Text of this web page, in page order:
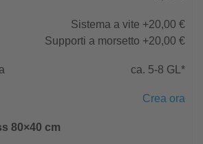
Sistema a vite +20,00 €
Supporti a morsetto +20,00 €
ca. 5-8 GL*
Crea ora
80×40 cm